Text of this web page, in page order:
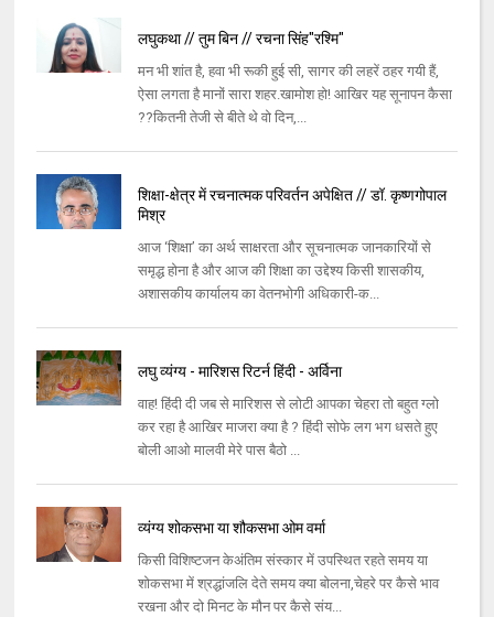
लघुकथा // तुम बिन // रचना सिंह"रश्मि"
मन भी शांत है, हवा भी रूकी हुई सी, सागर की लहरें ठहर गयी हैं,
ऐसा लगता है मानों सारा शहर.खामोश हो! आखिर यह सूनापन कैसा
??कितनी तेजी से बीते थे वो दिन,...
शिक्षा-क्षेत्र में रचनात्मक परिवर्तन अपेक्षित // डॉ. कृष्णगोपाल
मिश्र
आज ‘शिक्षा’ का अर्थ साक्षरता और सूचनात्मक जानकारियों से
समृद्ध होना है और आज की शिक्षा का उद्देश्य किसी शासकीय,
अशासकीय कार्यालय का वेतनभोगी अधिकारी-क...
लघु व्यंग्य - मारिशस रिटर्न हिंदी - अर्विना
वाह! हिंदी दी जब से मारिशस से लोटी आपका चेहरा तो बहुत ग्लो
कर रहा है आखिर माजरा क्या है ? हिंदी सोफे लग भग धसते हुए
बोली आओ मालवी मेरे पास बैठो ...
व्यंग्य शोकसभा या शौकसभा ओम वर्मा
किसी विशिष्टजन केअंतिम संस्कार में उपस्थित रहते समय या
शोकसभा में श्रद्धांजलि देते समय क्या बोलना,चेहरे पर कैसे भाव
रखना और दो मिनट के मौन पर कैसे संय...